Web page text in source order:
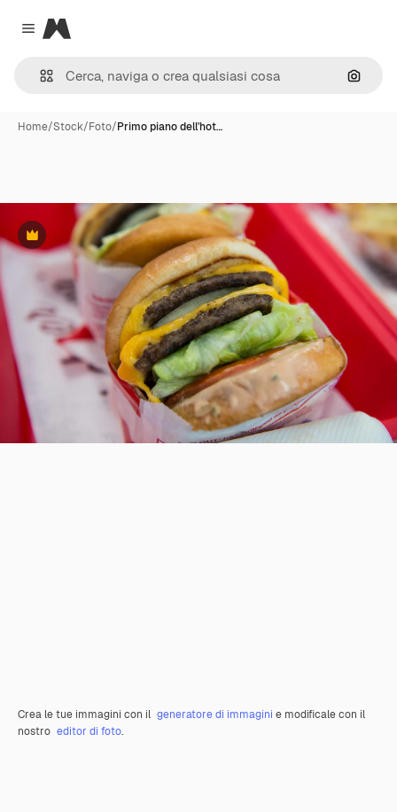
Close menu
Magnific
Cerca
Home/Stock/Foto/Primo piano dell'hot…
Premium
Crea le tue immagini con il generatore di immagini e modificale con il
nostro editor di foto.